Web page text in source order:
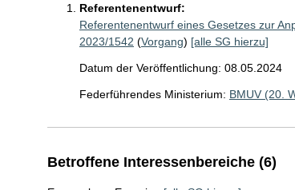
Referentenentwurf:
Referentenentwurf eines Gesetzes zur
2023/1542 (Vorgang) [alle SG hierzu]
Datum der Veröffentlichung: 08.05.2024
Federführendes Ministerium: BMUV (20.
Betroffene Interessenbereiche (6)